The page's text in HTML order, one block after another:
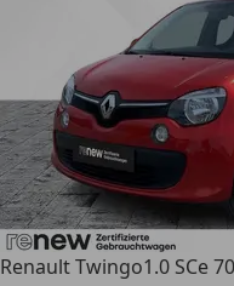
Renault Twingo1.0 SCe